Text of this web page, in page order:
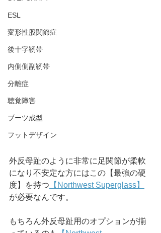
ESL
変形性股関節症
後十字靭帯
内側側副靭帯
分離症
聴覚障害
ブーツ成型
フットデザイン
外反母趾のように非常に足関節が柔軟
になり不安定な方にはこの【最強の硬
度】を持つ 【Northwest Superglass】
が必要なんです。
もちろん外反母趾用のオプションが揃